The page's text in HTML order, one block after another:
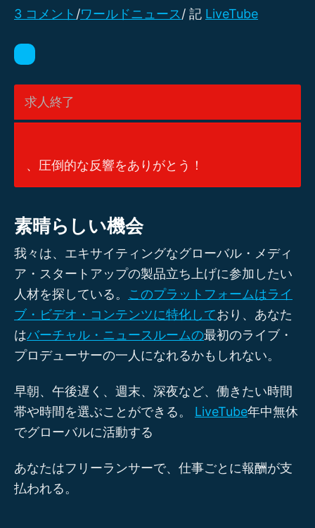
3 コメント /ワールドニュース/ 記 LiveTube
求人終了
、圧倒的な反響をありがとう！
素晴らしい機会
我々は、エキサイティングなグローバル・メディ
ア・スタートアップの製品立ち上げに参加したい
人材を探している。 このプラットフォームはライ
ブ・ビデオ・コンテンツに特化しており、あなた
はバーチャル・ニュースルームの最初のライブ・
プロデューサーの一人になれるかもしれない。
早朝、午後遅く、週末、深夜など、働きたい時間
帯や時間を選ぶことができる。 LiveTube年中無休
でグローバルに活動する
あなたはフリーランサーで、仕事ごとに報酬が支
払われる。